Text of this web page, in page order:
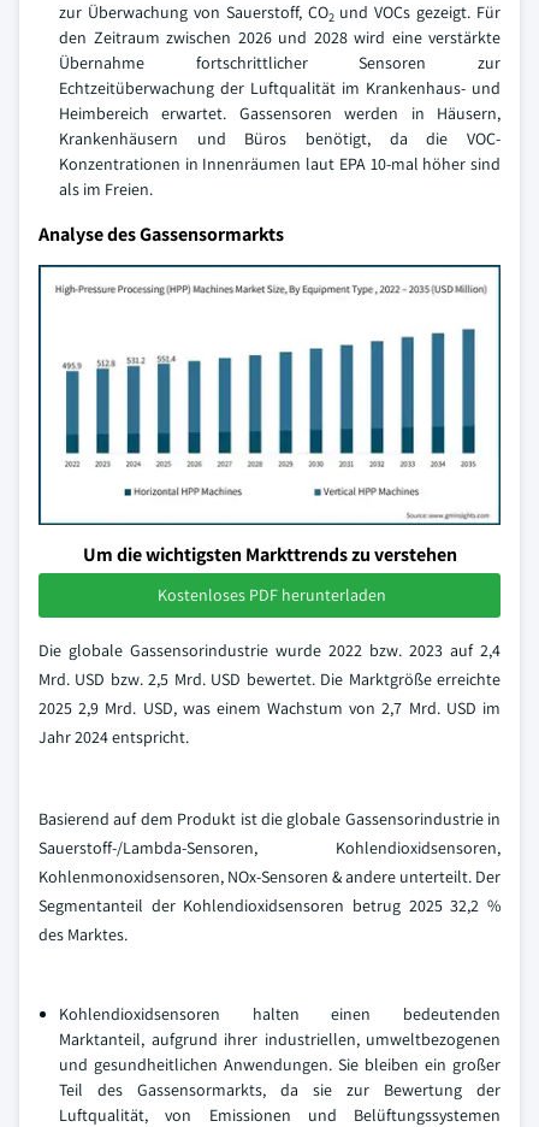
zur Überwachung von Sauerstoff, CO2und VOCs gezeigt. Für
den Zeitraum zwischen 2026 und 2028 wird eine verstärkte
Übernahme fortschrittlicher Sensoren zur
Echtzeitüberwachung der Luftqualität im Krankenhaus- und
Heimbereich erwartet. Gassensoren werden in Häusern,
Krankenhäusern und Büros benötigt, da die VOC-
Konzentrationen in Innenräumen laut EPA 10-mal höher sind
als im Freien.
Analyse des Gassensormarkts
Um die wichtigsten Markttrends zu verstehen
Kostenloses PDF herunterladen
Die globale Gassensorindustrie wurde 2022 bzw. 2023 auf 2,4
Mrd. USD bzw. 2,5 Mrd. USD bewertet. Die Marktgröße erreichte
2025 2,9 Mrd. USD, was einem Wachstum von 2,7 Mrd. USD im
Jahr 2024 entspricht.
Basierend auf dem Produkt ist die globale Gassensorindustrie in
Sauerstoff-/Lambda-Sensoren, Kohlendioxidsensoren,
Kohlenmonoxidsensoren, NOx-Sensoren & andere unterteilt. Der
Segmentanteil der Kohlendioxidsensoren betrug 2025 32,2 %
des Marktes.
Kohlendioxidsensoren halten einen bedeutenden
Marktanteil, aufgrund ihrer industriellen, umweltbezogenen
und gesundheitlichen Anwendungen. Sie bleiben ein großer
Teil des Gassensormarkts, da sie zur Bewertung der
Luftqualität, von Emissionen und Belüftungssystemen